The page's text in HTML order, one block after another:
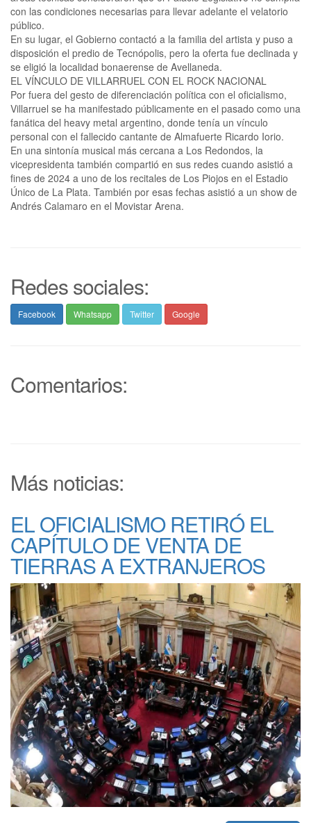
con las condiciones necesarias para llevar adelante el velatorio
público.
En su lugar, el Gobierno contactó a la familia del artista y puso a
disposición el predio de Tecnópolis, pero la oferta fue declinada y
se eligió la localidad bonaerense de Avellaneda.
EL VÍNCULO DE VILLARRUEL CON EL ROCK NACIONAL
Por fuera del gesto de diferenciación política con el oficialismo,
Villarruel se ha manifestado públicamente en el pasado como una
fanática del heavy metal argentino, donde tenía un vínculo
personal con el fallecido cantante de Almafuerte Ricardo Iorio.
En una sintonía musical más cercana a Los Redondos, la
vicepresidenta también compartió en sus redes cuando asistió a
fines de 2024 a uno de los recitales de Los Piojos en el Estadio
Único de La Plata. También por esas fechas asistió a un show de
Andrés Calamaro en el Movistar Arena.
Redes sociales:
Facebook Whatsapp Twitter Google
Comentarios:
Más noticias:
EL OFICIALISMO RETIRÓ EL
CAPÍTULO DE VENTA DE
TIERRAS A EXTRANJEROS